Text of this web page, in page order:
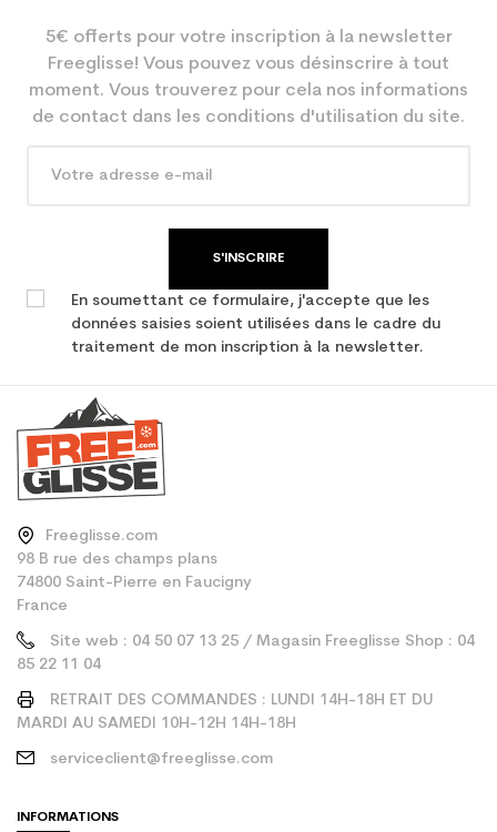
5€ offerts pour votre inscription à la newsletter
Freeglisse! Vous pouvez vous désinscrire à tout
moment. Vous trouverez pour cela nos informations
de contact dans les conditions d'utilisation du site.
S'INSCRIRE
En soumettant ce formulaire, j'accepte que les
données saisies soient utilisées dans le cadre du
traitement de mon inscription à la newsletter.
Freeglisse.com
98 B rue des champs plans
74800 Saint-Pierre en Faucigny
France
Site web : 04 50 07 13 25 / Magasin Freeglisse Shop : 04
85 22 11 04
RETRAIT DES COMMANDES : LUNDI 14H-18H ET DU
MARDI AU SAMEDI 10H-12H 14H-18H
serviceclient@freeglisse.com
INFORMATIONS